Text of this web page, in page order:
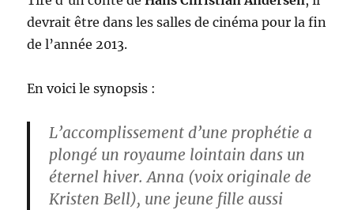
devrait être dans les salles de cinéma pour la fin
de l’année 2013.
En voici le synopsis :
L’accomplissement d’une prophétie a
plongé un royaume lointain dans un
éternel hiver. Anna (voix originale de
Kristen Bell), une jeune fille aussi